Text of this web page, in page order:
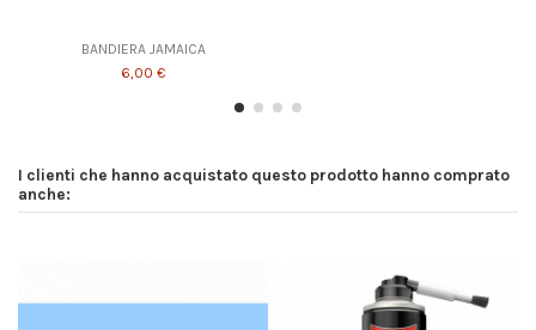
BANDIERA JAMAICA
6,00 €
I clienti che hanno acquistato questo prodotto hanno comprato
anche: